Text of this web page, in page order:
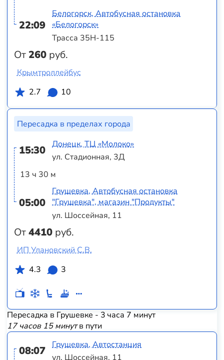
22:09
От260 руб.
Белогорск, Автобусная остановка
«Белогорск»
Трасса 35Н-115
Крымтроллейбус
2.7
10
Пересадка в пределах города
15:30
13 ч 30 м
05:00
От4410 руб.
Донецк, ТЦ «Молоко»
ул. Стадионная, 3Д
Грушевка, Автобусная остановка
"Грушевка", магазин "Продукты"
ул. Шоссейная, 11
ИП Улановский С.В.
4.3
3
Пересадка в Грушевке - 3 часа 7 минут
17 часов 15 минутв пути
08:07
Грушевка, Автостанция
ул. Шоссейная, 11